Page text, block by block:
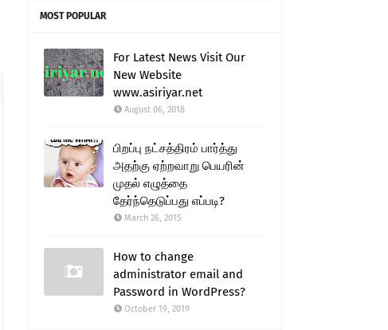
MOST POPULAR
For Latest News Visit Our
New Website
www.asiriyar.net
August 06, 2018
பிறப்பு நட்சத்திரம் பார்த்து
அதற்கு ஏற்றவாறு பெயரின்
முதல் எழுத்தை
தேர்ந்தெடுப்பது எப்படி?
March 26, 2015
How to change
administrator email and
Password in WordPress?
October 19, 2019